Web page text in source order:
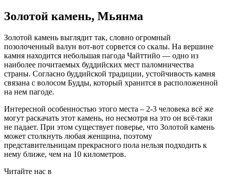
Золотой камень, Мьянма
Золотой камень выглядит так, словно огромный
позолоченный валун вот-вот сорвется со скалы. На вершине
камня находится небольшая пагода Чайттийо — одно из
наиболее почитаемых буддийских мест паломничества
страны. Согласно буддийской традиции, устойчивость камня
связана с волосом Будды, который хранится в расположенной
на нем пагоде.
Интересной особенностью этого места – 2-3 человека всё же
могут раскачать этот камень, но несмотря на это он всё-таки
не падает. При этом существует поверье, что Золотой камень
может столкнуть любая женщина, поэтому
представительницам прекрасного пола нельзя подходить к
нему ближе, чем на 10 километров.
Читайте нас в